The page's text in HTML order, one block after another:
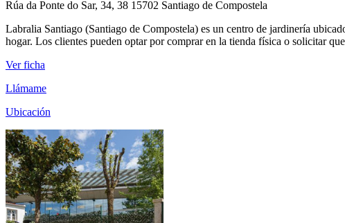
Rúa da Ponte do Sar, 34, 38 15702 Santiago de Compostela
Labralia Santiago (Santiago de Compostela) es un centro de jardinería
hogar. Los clientes pueden optar por comprar en la tienda física o solicitar
Ver ficha
Llámame
Ubicación